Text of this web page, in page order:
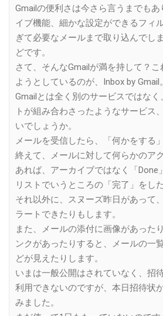
Gmailの便利さは今さら言うまでも
イブ機能、細かな設定ができるフィ
ぎて必要なメールまで取り込んでし
どです。
さて、そんなGmailが満を持して？
ようとしているのが、Inbox by Gmail。
Gmailとは全く別のサービスではなく
トが組み合わさったようなサービス
いでしょうか。
メールを受信したら、「何かをする
終えて、メールに対して何らかのア
あれば、アーカイブではなく「Done
リストでいうところの「完了」をし
それ以外に、スヌーズ昨日があって
ラートできたりもします。
また、メールの添付に画像があった
ンクがあったりすると、メールの一
どが見えたりします。
いまは一般公開はされていなく、招
利用できないのですが、本日招待状
みました。